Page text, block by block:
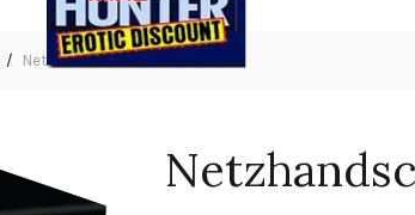
Netzhandschuhe S-L